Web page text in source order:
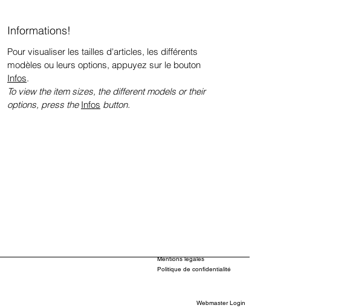
Informations!
Pour visualiser les tailles d'articles, les différents
modèles ou leurs options, appuyez sur le bouton
Infos.
To view the item sizes, the different models or their
options, press the Infos button.
Mentions légales
Politique de confidentialité
Webmaster Login